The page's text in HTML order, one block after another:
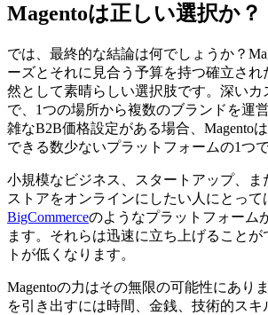
Magentoは正しい選択か？
では、最終的な結論は何でしょうか？
ーズとそれに見合う予算を持つ確立され
然として素晴らしい選択肢です。深いカ
で、1つの場所から複数のブランドを運
雑なB2B価格設定がある場合、Magento
できる数少ないプラットフォームの1つで
小規模なビジネス、スタートアップ、ま
ストアをオンラインにしたい人にとって
BigCommerceのようなプラットフォーム
ます。それらは迅速に立ち上げることが
トが低くなります。
Magentoの力はその無限の可能性にあり
を引き出すには時間、金銭、技術的ス